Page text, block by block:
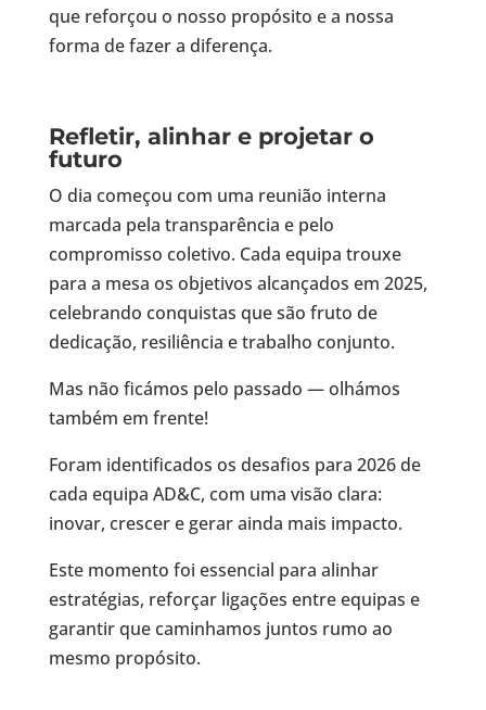
que reforçou o nosso propósito e a nossa
forma de fazer a diferença.
Refletir, alinhar e projetar o
futuro
O dia começou com uma reunião interna
marcada pela transparência e pelo
compromisso coletivo. Cada equipa trouxe
para a mesa os objetivos alcançados em 2025,
celebrando conquistas que são fruto de
dedicação, resiliência e trabalho conjunto.
Mas não ficámos pelo passado — olhámos
também em frente!
Foram identificados os desafios para 2026 de
cada equipa AD&C, com uma visão clara:
inovar, crescer e gerar ainda mais impacto.
Este momento foi essencial para alinhar
estratégias, reforçar ligações entre equipas e
garantir que caminhamos juntos rumo ao
mesmo propósito.